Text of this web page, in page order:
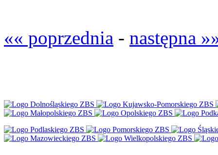
«« poprzednia - następna